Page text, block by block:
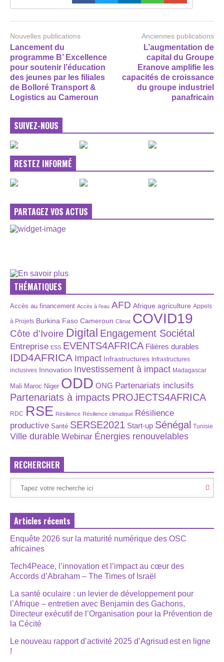
Nouvelles publications
Lancement du
programme B’ Excellence
pour soutenir l’éducation
des jeunes par les filiales
de Bolloré Transport &
Logistics au Cameroun
Anciennes publications
L’augmentation de
capital du Groupe
Eranove amplifie les
capacités de croissance
du groupe industriel
panafricain
SUIVEZ-NOUS
RESTEZ INFORMÉ
PARTAGEZ VOS ACTUS
THÉMATIQUES
Accès au financement Accès à l’eau AFD Afrique agriculture Appels
à Projets Burkina Faso Cameroun Climat COVID19
Côte d'Ivoire Digital Engagement Sociétal
Entreprise ESS EVENTS4AFRICA Filières durables
IDD4AFRICA Impact Infrastructures Infrastructures
inclusives Innovation Investissement à impact Madagascar
Mali Maroc Niger ODD ONG Partenariats inclusifs
Partenariats à impacts PROJECTS4AFRICA
RDC RSE Résilience Résilience climatique Résilience
productive Santé SERSE2021 Start-up Sénégal Tunisie
Ville durable Webinar Énergies renouvelables
RECHERCHER
Articles récents
Enquête 2026 sur la maturité numérique des OSC
africaines
Tech4Peace, l’innovation et l’impact au cœur des
Accords d’Abraham – The Times of Israël
La santé oculaire : un levier de développement pour
l’Afrique – entretien avec Benjamin des Gachons,
Directeur exécutif de l’Organisation pour la Prévention de
la Cécité
Le nouveau rapport d’activité 2025 d’Agrisud est en ligne
!